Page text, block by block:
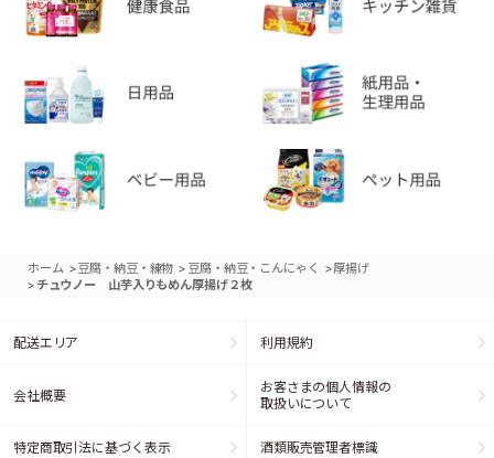
ホーム >豆腐・納豆・練物 > 豆腐・納豆・こんにゃく >厚揚げ
>チュウノー 山芋入りもめん厚揚げ２枚
配送エリア 利用規約
会社概要
お客さまの個人情報の
取扱いについて
特定商取引法に基づく表示 酒類販売管理者標識